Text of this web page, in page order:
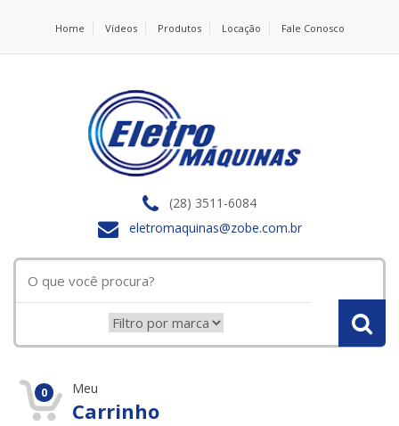
Home Vídeos Produtos Locação Fale Conosco
(28) 3511-6084
eletromaquinas@zobe.com.br
0 Meu
Carrinho